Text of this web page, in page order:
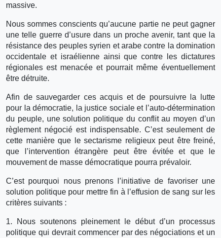
massive.
Nous sommes conscients qu’aucune partie ne peut gagner
une telle guerre d’usure dans un proche avenir, tant que la
résistance des peuples syrien et arabe contre la domination
occidentale et israélienne ainsi que contre les dictatures
régionales est menacée et pourrait même éventuellement
être détruite.
Afin de sauvegarder ces acquis et de poursuivre la lutte
pour la démocratie, la justice sociale et l’auto-détermination
du peuple, une solution politique du conflit au moyen d’un
règlement négocié est indispensable. C’est seulement de
cette manière que le sectarisme religieux peut être freiné,
que l’intervention étrangère peut être évitée et que le
mouvement de masse démocratique pourra prévaloir.
C’est pourquoi nous prenons l’initiative de favoriser une
solution politique pour mettre fin à l’effusion de sang sur les
critères suivants :
1. Nous soutenons pleinement le début d’un processus
politique qui devrait commencer par des négociations et un